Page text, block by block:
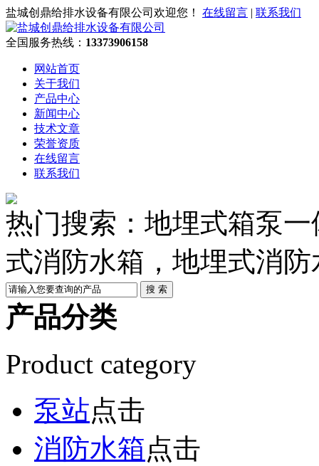
盐城创鼎给排水设备有限公司欢迎您！ 在线留言 | 联系我们
全国服务热线： 13373906158
网站首页
关于我们
产品中心
新闻中心
技术文章
荣誉资质
在线留言
联系我们
热门搜索：地埋式箱泵
式消防水箱，地埋式消
产品分类
Product category
泵站点击
消防水箱点击